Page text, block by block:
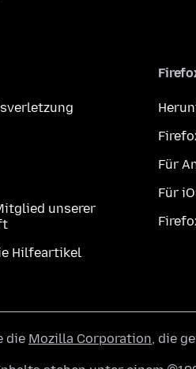
unserer
Hilfeartikel
Für
Für
die Mozilla Corporation, die